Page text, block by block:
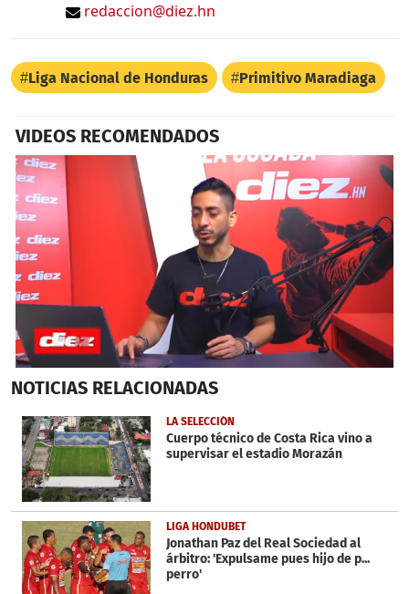
redaccion@diez.hn
Liga Nacional de Honduras Primitivo Maradiaga
VIDEOS RECOMENDADOS
seconds
4
minutes,
51
seconds
NOTICIAS RELACIONADAS
LA SELECCIÓN
Cuerpo técnico de Costa Rica vino a
supervisar el estadio Morazán
LIGA HONDUBET
Jonathan Paz del Real Sociedad al
árbitro: 'Expulsame pues hijo de p...
perro'